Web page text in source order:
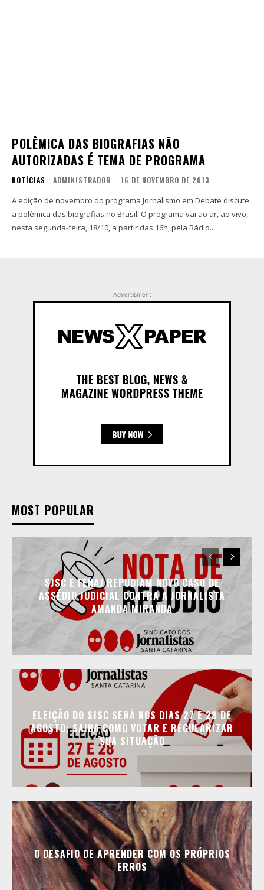
POLÊMICA DAS BIOGRAFIAS NÃO
AUTORIZADAS É TEMA DE PROGRAMA
NOTÍCIAS ADMINISTRADOR - 16 DE NOVEMBRO DE 2013
A edição de novembro do programa Jornalismo em Debate discute
a polêmica das biografias no Brasil. O programa vai ao ar, ao vivo,
nesta segunda-feira, 18/10, a partir das 16h, pela Rádio...
Advertisment
MOST POPULAR
SJSC E FENAJ REPUDIAM NOVO CASO DE
ASSÉDIO JUDICIAL CONTRA A JORNALISTA
AMANDA MIRANDA
ELEIÇÃO DO SJSC SERÁ NOS DIAS 27 E 28 DE
AGOSTO; SAIBA COMO VOTAR E REGULARIZAR
SUA SITUAÇÃO
O DESAFIO DE APRENDER COM OS PRÓPRIOS
ERROS